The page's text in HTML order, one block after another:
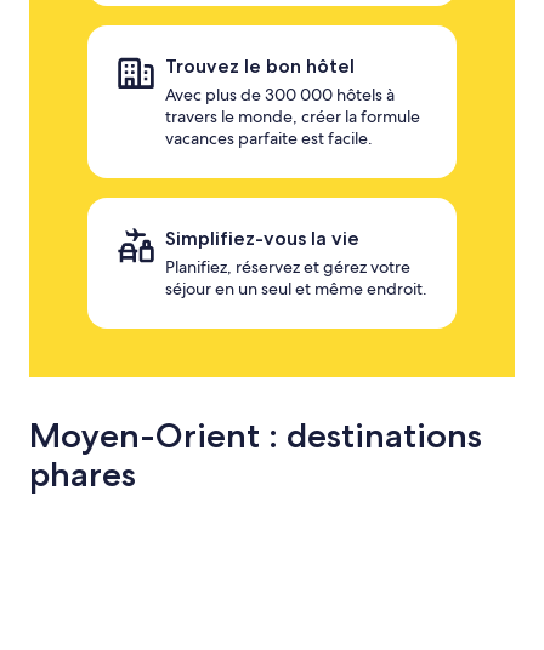
Trouvez le bon hôtel
Avec plus de 300 000 hôtels à
travers le monde, créer la formule
vacances parfaite est facile.
Simplifiez-vous la vie
Planifiez, réservez et gérez votre
séjour en un seul et même endroit.
Moyen-Orient : destinations
phares